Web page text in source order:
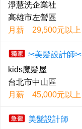
淨慧洗企業社
高雄市左營區
月薪 29,500元以上
✂美髮設計師✂
kids魔髮屋
台北市中山區
月薪 45,000元以上
美髮設計師